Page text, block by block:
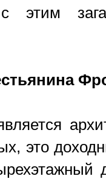
с этим
это